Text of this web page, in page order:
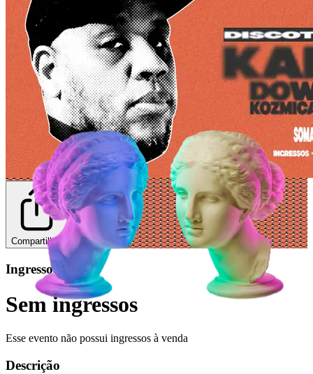
Compartilhar
Ingressos
Sem ingressos
Esse evento não possui ingressos à venda
Descrição